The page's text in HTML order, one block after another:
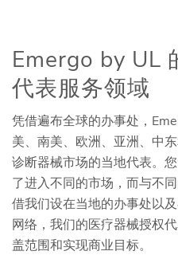
Emergo by UL
代表服务领域
凭借遍布全球的办事处，
美、南美、欧洲、亚洲、中
诊断器械市场的当地代表。
了进入不同的市场，而与不
借我们设在当地的办事处以
网络，我们的医疗器械授权
盖范围和实现商业目标。